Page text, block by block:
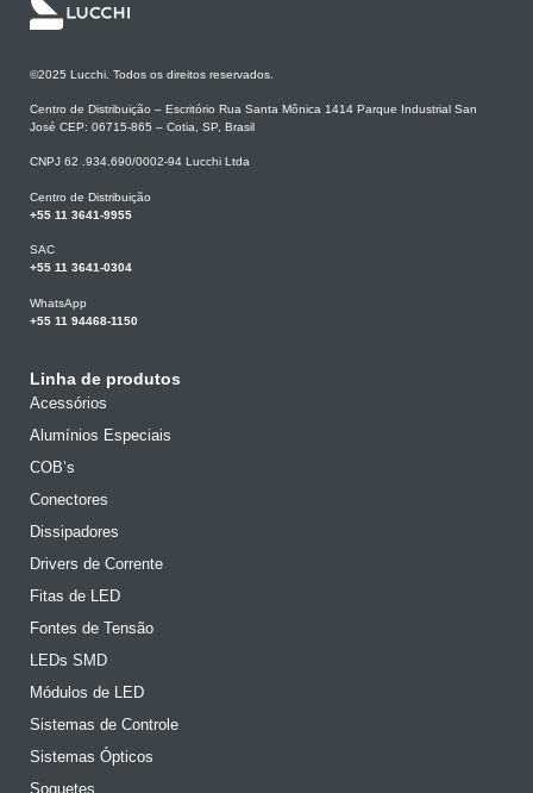
©2025 Lucchi. Todos os direitos reservados.
Centro de Distribuição – Escritório Rua Santa Mônica 1414 Parque Industrial San
José CEP: 06715-865 – Cotia, SP, Brasil
CNPJ 62 .934.690/0002-94 Lucchi Ltda
Centro de Distribuição
+55 11 3641-9955
SAC
+55 11 3641-0304
WhatsApp
+55 11 94468-1150
Linha de produtos
Acessórios
Alumínios Especiais
COB’s
Conectores
Dissipadores
Drivers de Corrente
Fitas de LED
Fontes de Tensão
LEDs SMD
Módulos de LED
Sistemas de Controle
Sistemas Ópticos
Soquetes